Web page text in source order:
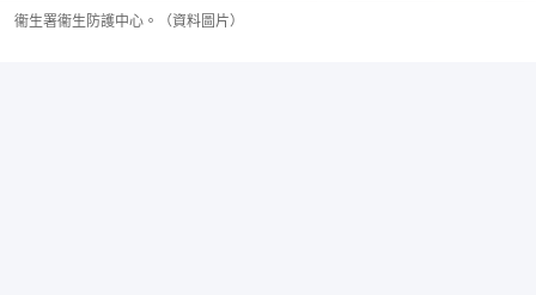
衞生署衞生防護中心。（資料圖片）